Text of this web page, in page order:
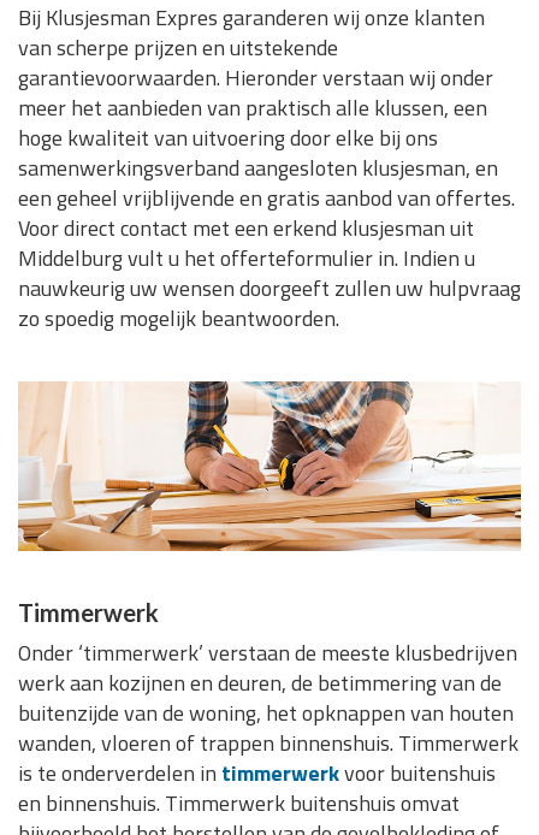
Bij Klusjesman Expres garanderen wij onze klanten
van scherpe prijzen en uitstekende
garantievoorwaarden. Hieronder verstaan wij onder
meer het aanbieden van praktisch alle klussen, een
hoge kwaliteit van uitvoering door elke bij ons
samenwerkingsverband aangesloten klusjesman, en
een geheel vrijblijvende en gratis aanbod van offertes.
Voor direct contact met een erkend klusjesman uit
Middelburg vult u het offerteformulier in. Indien u
nauwkeurig uw wensen doorgeeft zullen uw hulpvraag
zo spoedig mogelijk beantwoorden.
Timmerwerk
Onder ‘timmerwerk’ verstaan de meeste klusbedrijven
werk aan kozijnen en deuren, de betimmering van de
buitenzijde van de woning, het opknappen van houten
wanden, vloeren of trappen binnenshuis. Timmerwerk
is te onderverdelen in timmerwerkvoor buitenshuis
en binnenshuis. Timmerwerk buitenshuis omvat